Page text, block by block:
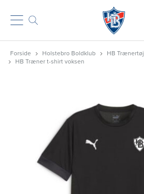
Forside Holstebro Boldklub
HB Trænertøj
HB Træner t-shirt voksen